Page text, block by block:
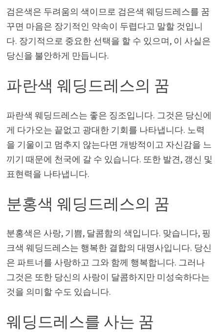
검은색은 두려움의 색이므로 검은색 웨딩드레스를 꿈
꾸면 마음은 장기적인 약속이 두렵다고 말할 것입니
다. 장기적으로 중요한 선택을 할 수 있으며, 이 사실은
당신을 불안하게 만듭니다.
파란색 웨딩드레스의 꿈
파란색 웨딩드레스는 좋은 징조입니다. 그것은 당신에
게 다가오는 끝없고 광대한 기회를 나타냅니다. 노력
을 기울이고 멈추지 않는다면 개방적이고 자신감을 느
끼기 때문에 천국에 갈 수 있습니다. 또한 발견, 갱신 및
표현력을 나타냅니다.
분홍색 웨딩드레스의 꿈
분홍색은 사랑, 기쁨, 달콤함의 색입니다. 맞습니다, 핑
크색 웨딩드레스는 행복한 결합의 대명사입니다. 당신
은 파트너를 사랑하고 그와 함께 행복합니다. 그러나
그것은 또한 당신의 사랑이 달콤하지만 미성숙하다는
것을 의미할 수도 있습니다.
웨딩드레스를 사는 꿈